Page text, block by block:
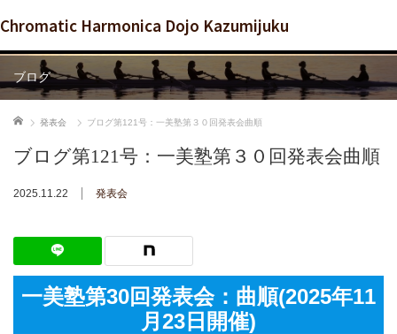
Chromatic Harmonica Dojo Kazumijuku
ブログ
ホーム 発表会 ブログ第121号：一美塾第３０回発表会曲順
ブログ第121号：一美塾第３０回発表会曲順
2025.11.22 発表会
一美塾第30回発表会：曲順(2025年11
月23日開催)